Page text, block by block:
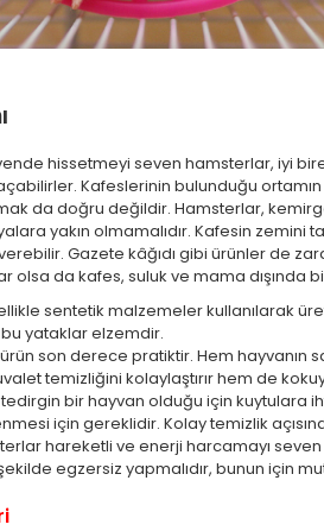
hissetmeyi seven hamsterlar, iyi
Kafeslerinin bulunduğu ortamın
da doğru değildir. Hamsterlar,
yakın olmamalıdır. Kafesin zemini
Gazete kâğıdı gibi ürünler de
olsa da kafes, suluk ve mama dışında
sentetik malzemeler kullanılarak
yataklar elzemdir.
son derece pratiktir. Hem hayvanın
temizliğini kolaylaştırır hem de
bir hayvan olduğu için kuytulara
için gereklidir. Kolay temizlik
hareketli ve enerji harcamayı
egzersiz yapmalıdır, bunun için